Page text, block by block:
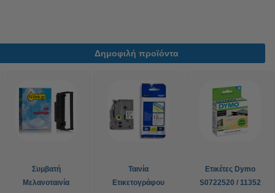
Δημοφιλή προϊόντα
Συμβατή
Μελανοταινία
Ταινία
Ετικετογράφου
Ετικέτες Dymo
S0722520 / 11352